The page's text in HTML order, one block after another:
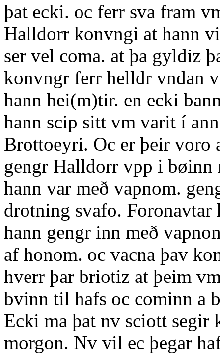
þat ecki. oc ferr sva fram
Halldorr konvngi at hann
ser vel coma. at þa gyldiz
konvngr ferr helldr vndan
hann hei(m)tir. en ecki
hann scip sitt vm varit í
Brottoeyri. Oc er þeir voro
gengr Halldorr vpp i bøinn
hann var með vapnom.
drotning svafo.
hann gengr inn með
af honom. oc vacna þav
hverr þar briotiz at þeim
bvinn til hafs oc cominn a
Ecki ma þat nv sciott segir
morgon. Nv vil ec þegar